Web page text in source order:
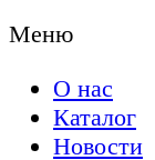
Меню
О нас
Каталог
Новости